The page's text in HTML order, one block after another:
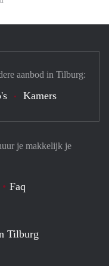
je makkelijk je
Faq
Tilburg
aanbod in Tilburg:
Kamers